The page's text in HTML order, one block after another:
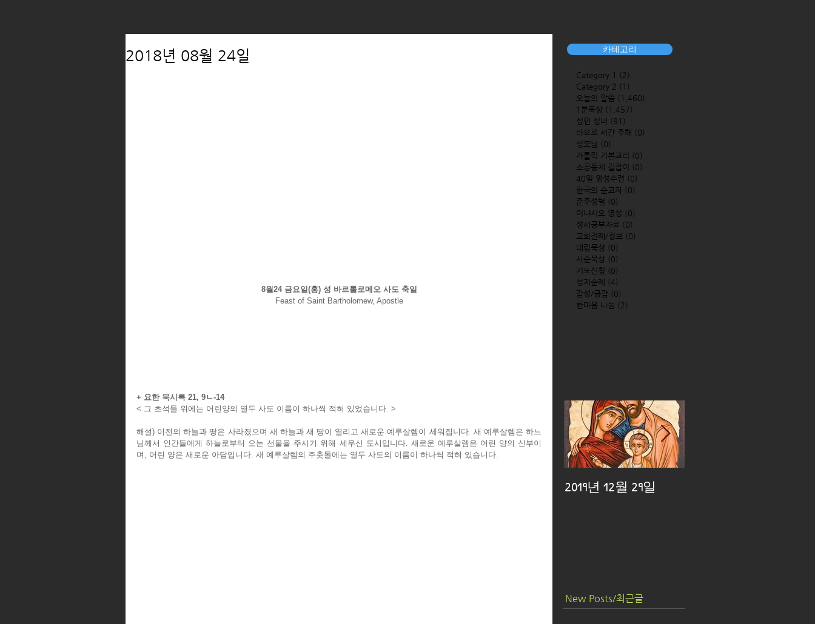
카테고리
Category 1 (2)
Category 2 (1)
오늘의 말씀 (1,460)
1분묵상 (1,457)
성인 성녀 (91)
바오로 서간 주해 (0)
성모님 (0)
가톨릭 기본교리 (0)
소공동체 길잡이
(0)
40일 영성수련 (0)
한국의 순교자 (0)
준주성범 (0)
이냐시오 영성 (0)
성서공부자료 (0)
교회전례/정보 (0)
대림묵상 (0)
사순묵상 (0)
기도신청 (0)
성지순례
(4)
감성/공감 (0)
한마음 나눔 (2)
2019년 12월 29일
New Posts/최근글
2018년 08월 24일
8월24 금요일(홍) 성 바르톨로메오 사도 축일
Feast of Saint Bartholomew, Apostle
+ 요한 묵시록 21, 9ㄴ-14
< 그 초석들 위에는 어린양의 열두 사도 이름이 하나씩 적혀 있었습니다. >
해설) 이전의 하늘과 땅은 사라졌으며 새 하늘과 새 땅이 열리고 새로운 예루살렘이 세워집니다. 새 예루살렘은 하느
님께서 인간들에게 하늘로부터 오는 선물을 주시기 위해 세우신 도시입니다. 새로운 예루살렘은 어린 양의 신부이
며, 어린 양은 새로운 아담입니다. 새 예루살렘의 주춧돌에는 열두 사도의 이름이 하나씩 적혀 있습니다.